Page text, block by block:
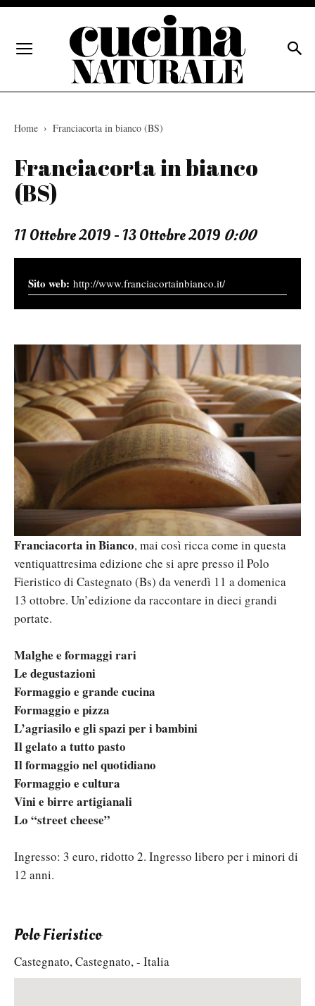
Home Franciacorta in bianco (BS)
Franciacorta in bianco
(BS)
11 Ottobre 2019 - 13 Ottobre 2019 0:00
http://www.franciacortainbianco.it/
Franciacorta in Bianco, mai così ricca come in questa
ventiquattresima edizione che si apre presso il Polo
Fieristico di Castegnato (Bs) da venerdì 11 a domenica
13 ottobre. Un’edizione da raccontare in dieci grandi
portate.
Malghe e formaggi rari
Le degustazioni
Formaggio e grande cucina
Formaggio e pizza
L’agriasilo e gli spazi per i bambini
Il gelato a tutto pasto
Il formaggio nel quotidiano
Formaggio e cultura
Vini e birre artigianali
Lo “street cheese”
Ingresso: 3 euro, ridotto 2. Ingresso libero per i minori di
12 anni.
Polo Fieristico
Castegnato, Castegnato, - Italia